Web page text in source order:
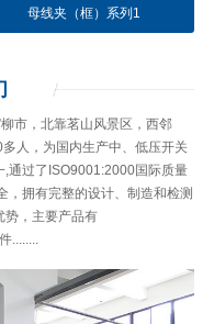
母线夹（框）系列1
市，北靠茗山风景区，西邻
人，为国内生产中、低压开关
通过了ISO9001:2000国际质量
，拥有完整的设计、制造和检测
势，主要产品有
........